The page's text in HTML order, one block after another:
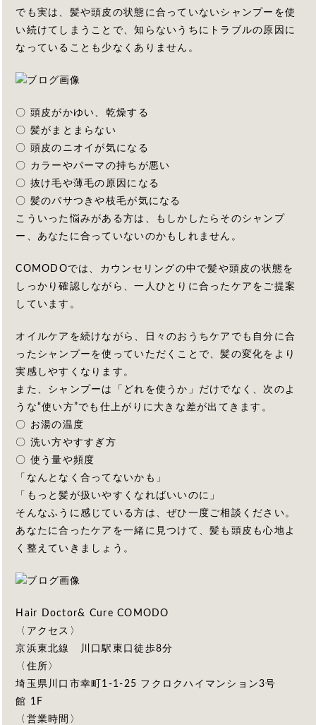
でも実は、髪や頭皮の状態に合っていないシャンプーを使
い続けてしまうことで、知らないうちにトラブルの原因に
なっていることも少なくありません。
〇 頭皮がかゆい、乾燥する
〇 髪がまとまらない
〇 頭皮のニオイが気になる
〇 カラーやパーマの持ちが悪い
〇 抜け毛や薄毛の原因になる
〇 髪のパサつきや枝毛が気になる
こういった悩みがある方は、もしかしたらそのシャンプ
ー、あなたに合っていないのかもしれません。
COMODOでは、カウンセリングの中で髪や頭皮の状態を
しっかり確認しながら、一人ひとりに合ったケアをご提案
しています。
オイルケアを続けながら、日々のおうちケアでも自分に合
ったシャンプーを使っていただくことで、髪の変化をより
実感しやすくなります。
また、シャンプーは「どれを使うか」だけでなく、次のよ
うな“使い方”でも仕上がりに大きな差が出てきます。
〇 お湯の温度
〇 洗い方やすすぎ方
〇 使う量や頻度
「なんとなく合ってないかも」
「もっと髪が扱いやすくなればいいのに」
そんなふうに感じている方は、ぜひ一度ご相談ください。
あなたに合ったケアを一緒に見つけて、髪も頭皮も心地よ
く整えていきましょう。
Hair Doctor& Cure COMODO
〈アクセス〉
京浜東北線 川口駅東口徒歩8分
〈住所〉
埼玉県川口市幸町1-1-25 フクロクハイマンション3号
館 1F
〈営業時間〉